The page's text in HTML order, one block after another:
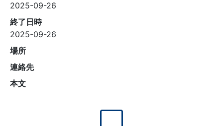
2025-09-26
終了日時
2025-09-26
場所
連絡先
本文